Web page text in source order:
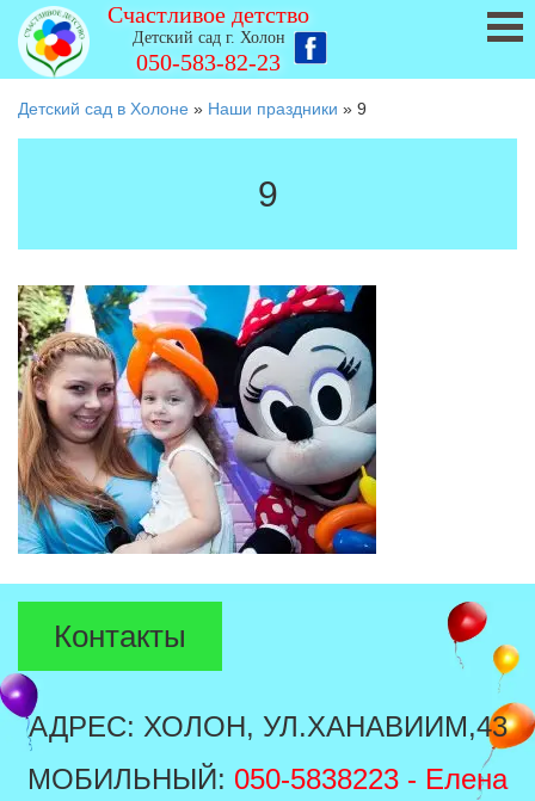
Счастливое детство
Детский сад г. Холон
050-583-82-23
Детский сад в Холоне » Наши праздники » 9
9
Контакты
АДРЕС: ХОЛОН, УЛ.ХАНАВИИМ,43
МОБИЛЬНЫЙ: 050-5838223 - Елена